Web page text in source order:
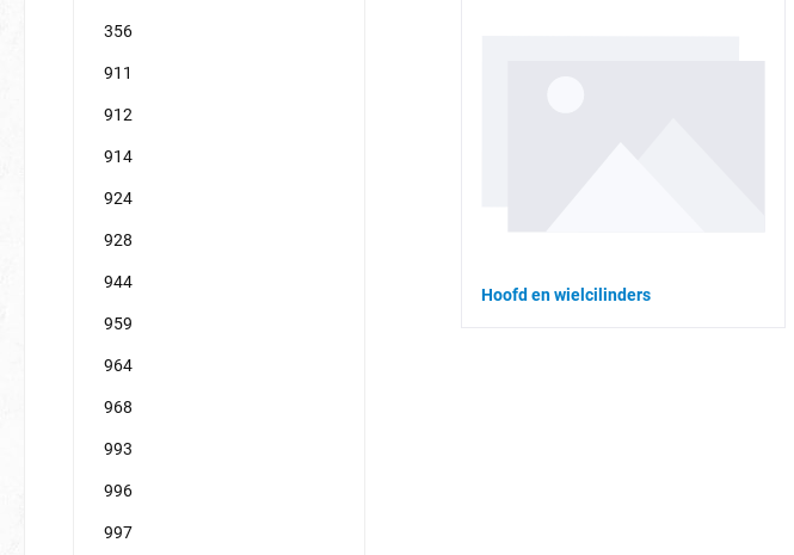
356
911
912
914
924
928
944
959
964
968
993
996
997
Hoofd en wielcilinders